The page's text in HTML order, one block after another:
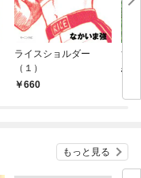
ライスショルダー
（１）
660
黄
恋
もっと見る